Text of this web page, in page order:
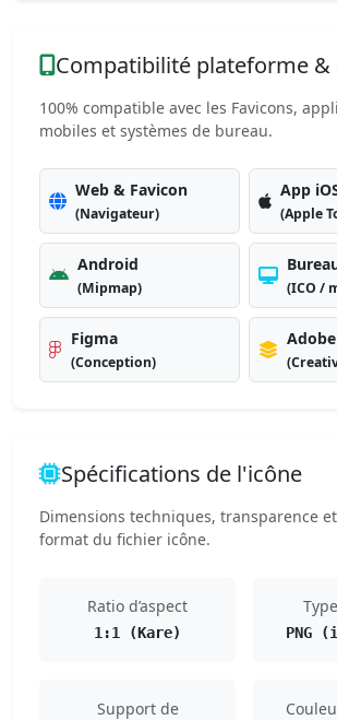
Compatibilité plateforme &
100% compatible avec les Favicons,
mobiles et systèmes de bureau.
Web & Favicon
(Navigateur)
App
(Apple
Android
(Mipmap) (ICO /
Figma
(Conception)
Adobe
Spécifications de l'icône
Dimensions techniques, transparence
format du fichier icône.
Ratio d’aspect
1:1 (Kare) PNG
Support de